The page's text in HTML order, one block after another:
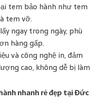
tem bảo hành như tem
tem vỡ.
ngay trong ngày, phù
hàng gấp.
và công nghệ in, đảm
cao, không dễ bị làm
nhanh rẻ đẹp tại Đức